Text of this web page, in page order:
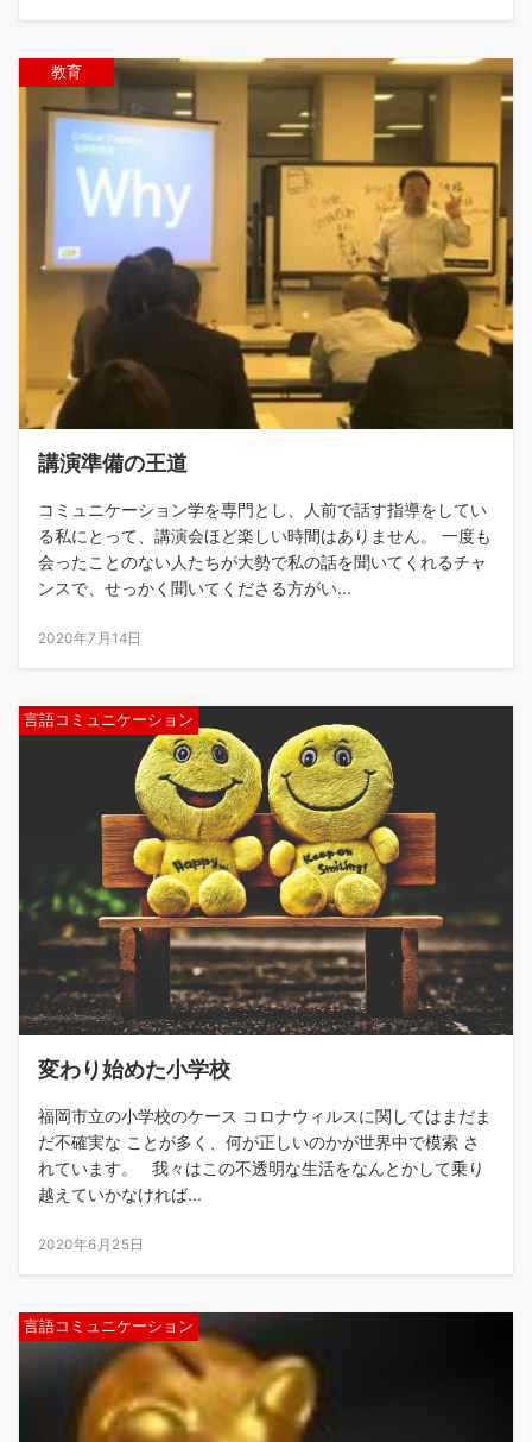
教育
講演準備の王道
コミュニケーション学を専門とし、人前で話す指導をしてい
る私にとって、講演会ほど楽しい時間はありません。 一度も
会ったことのない人たちが大勢で私の話を聞いてくれるチャ
ンスで、せっかく聞いてくださる方がい...
2020年7月14日
言語コミュニケーション
変わり始めた小学校
福岡市立の小学校のケース コロナウィルスに関してはまだま
だ不確実な ことが多く、何が正しいのかが世界中で模索 さ
れています。 我々はこの不透明な生活をなんとかして乗り
越えていかなければ...
2020年6月25日
言語コミュニケーション